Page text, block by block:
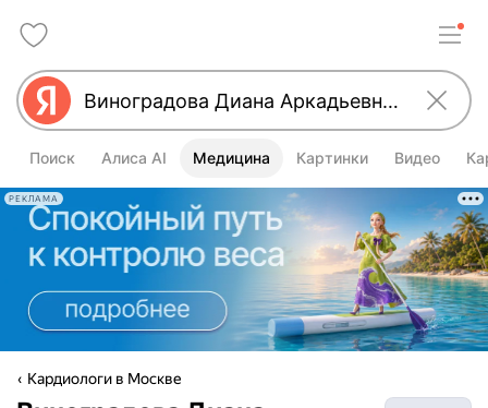
Поиск Алиса AI Медицина Картинки Видео
РЕКЛАМА
Кардиологи в Москве